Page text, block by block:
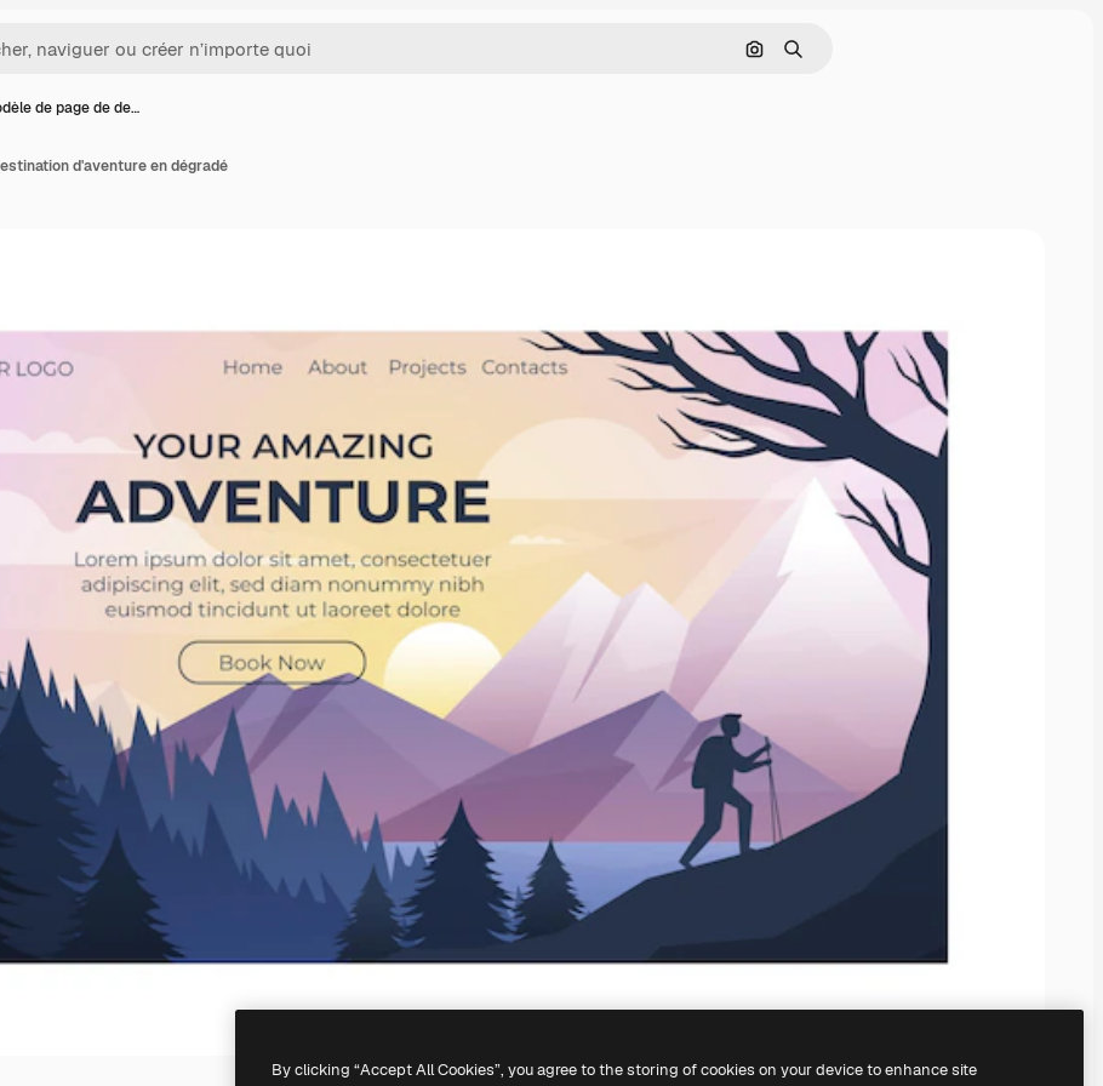
Rechercher par image
Rechercher
de page de de…
d'aventure en dégradé
By clicking “Accept All Cookies”, you agree to the storing of cookies on your device to enhance site